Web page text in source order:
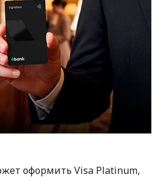
оформить Visa Platinum,